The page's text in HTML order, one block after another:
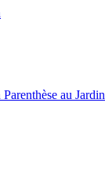
Parenthèse au Jardin